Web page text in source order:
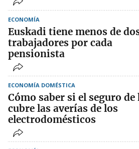
ECONOMÍA
Euskadi tiene menos de
trabajadores por cada
pensionista
ECONOMÍA DOMÉSTICA
Cómo saber si el seguro de
cubre las averías de los
electrodomésticos